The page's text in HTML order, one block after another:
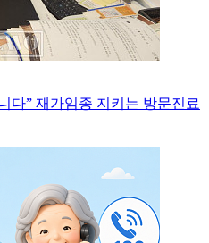
다” 재가임종 지키는 방문진료